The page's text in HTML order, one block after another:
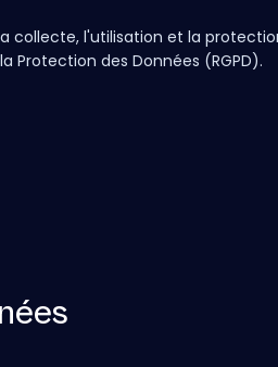
l'utilisation et la
des Données (RGPD).